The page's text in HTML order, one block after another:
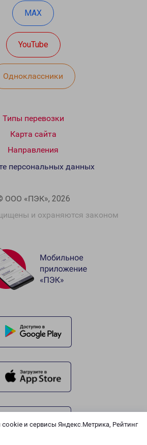
и сервисы Яндекс.Метрика, Рейтинг
MAX
YouTube
Одноклассники
Типы перевозки
Карта сайта
Направления
ООО «ПЭК», 2026
и охраняются законом
персональных данных